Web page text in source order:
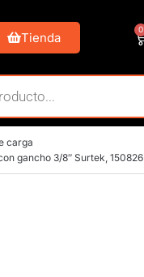
Tienda
0
carga
gancho 3/8″ Surtek, 150826